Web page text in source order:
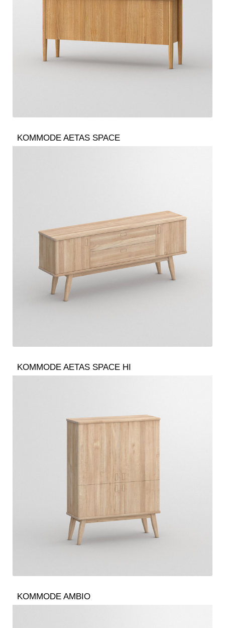
KOMMODE AETAS SPACE
KOMMODE AETAS SPACE HI
KOMMODE AMBIO